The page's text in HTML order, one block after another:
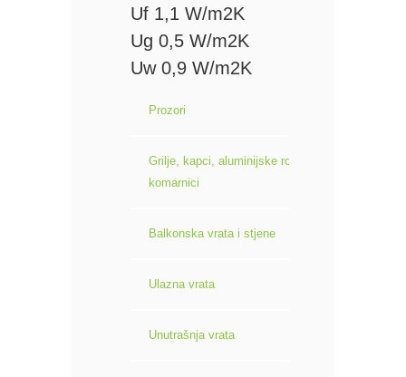
Uf 1,1 W/m2K
Ug 0,5 W/m2K
Uw 0,9 W/m2K
Prozori
Grilje, kapci, aluminijske roletne i
komarnici
Balkonska vrata i stjene
Ulazna vrata
Unutrašnja vrata